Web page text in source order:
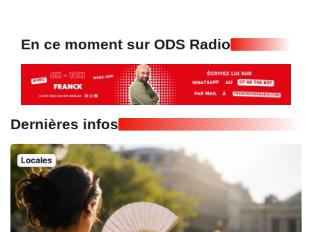
En ce moment sur ODS Radio
Dernières infos
Locales